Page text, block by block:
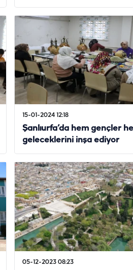
15-01-2024 12:18
Şanlıurfa’da hem gençler
geleceklerini inşa ediyor
05-12-2023 08:23